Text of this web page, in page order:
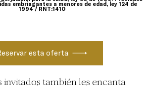
embriagantes a menores de edad, ley 124 de
1994 / RNT:1410
invitados también les encanta